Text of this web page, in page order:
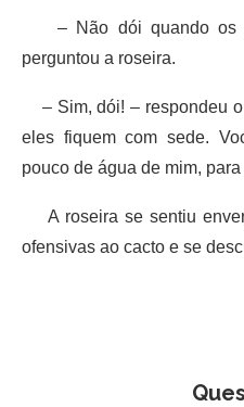
– Não dói quando os
perguntou a roseira.
– Sim, dói! – respondeu o
eles fiquem com sede.
pouco de água de mim,
A roseira se sentiu
ofensivas ao cacto e se